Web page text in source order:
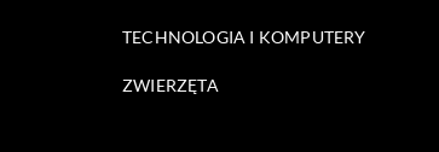
TECHNOLOGIA I KOMPUTERY
ZWIERZĘTA